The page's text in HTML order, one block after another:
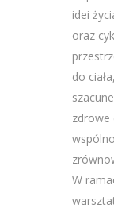
idei
oraz
do
zdrowe
W